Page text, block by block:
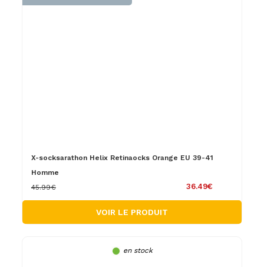
X-socksarathon Helix Retinaocks Orange EU 39-41
Homme
36.49€
45.99€
VOIR LE PRODUIT
en stock